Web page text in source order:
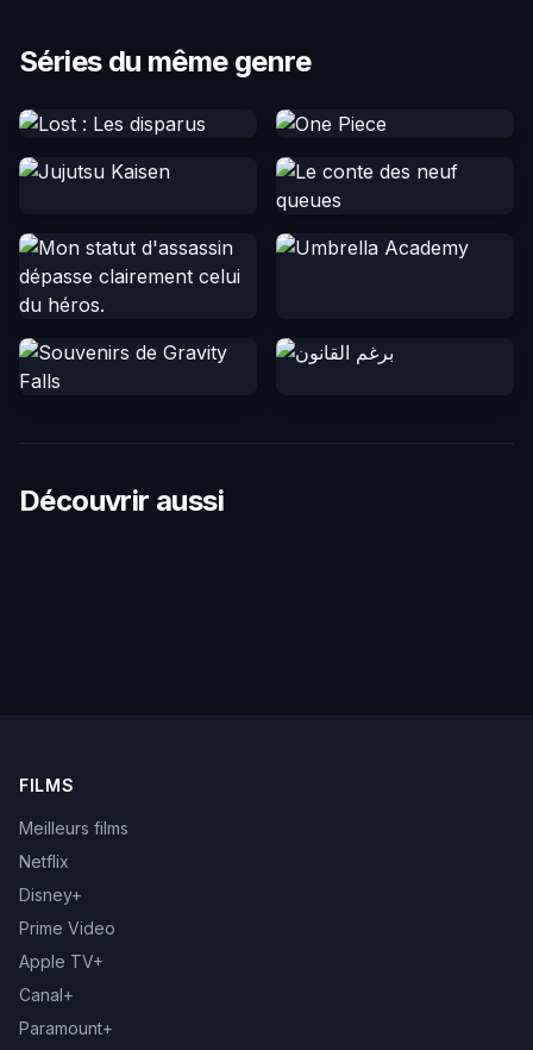
Séries du même genre
Découvrir aussi
FILMS
Meilleurs films
Netflix
Disney+
Prime Video
Apple TV+
Canal+
Paramount+